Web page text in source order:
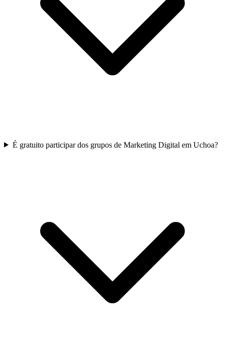
É gratuito participar dos grupos de Marketing Digital em Uchoa?